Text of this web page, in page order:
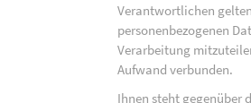
Verantwortlichen
personenbezogenen
Verarbeitung
Aufwand verbunden.
Ihnen steht gegenüber